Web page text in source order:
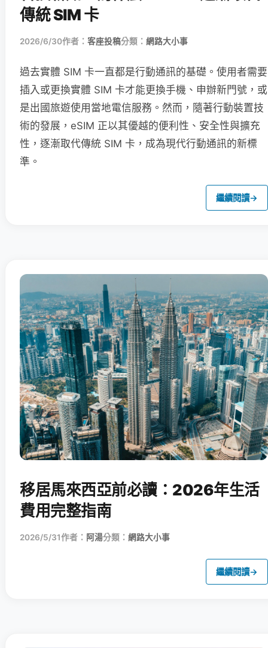
傳統 SIM 卡
2026/6/30作者： 客座投稿分類： 網路大小事
過去實體 SIM 卡一直都是行動通訊的基礎。使用者需要
插入或更換實體 SIM 卡才能更換手機、申辦新門號，或
是出國旅遊使用當地電信服務。然而，隨著行動裝置技
術的發展，eSIM 正以其優越的便利性、安全性與擴充
性，逐漸取代傳統 SIM 卡，成為現代行動通訊的新標
準。
繼續閱讀→
移居馬來西亞前必讀：2026年生活
費用完整指南
2026/5/31作者： 阿湯分類： 網路大小事
繼續閱讀→